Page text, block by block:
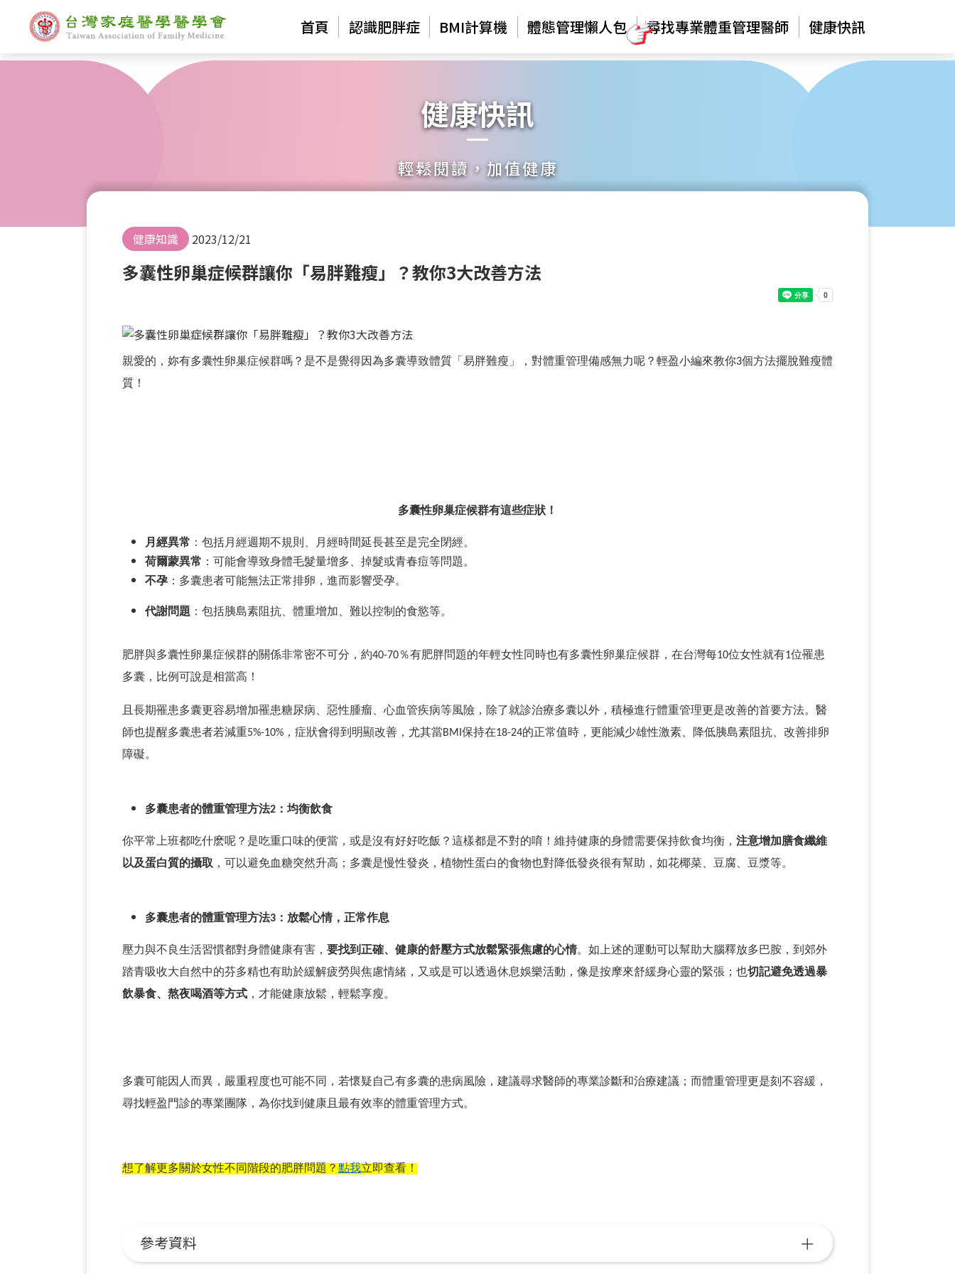
首頁 認識肥胖症 BMI計算機 體態管理懶人包 尋找專業體重管理醫師 健康快訊
健康快訊
輕鬆閱讀，加值健康
健康知識 2023/12/21
多囊性卵巢症候群讓你「易胖難瘦」？教你3大改善方法
親愛的，妳有多囊性卵巢症候群嗎？是不是覺得因為多囊導致體質「易胖難瘦」，對體重管理備感無力呢？輕盈小編來教你3個方法擺脫難瘦體
質！
多囊性卵巢症候群有這些症狀！
月經異常 ：包括月經週期不規則、月經時間延長甚至是完全閉經。
荷爾蒙異常 ：可能會導致身體毛髮量增多、掉髮或青春痘等問題。
不孕 ：多囊患者可能無法正常排卵，進而影響受孕。
代謝問題 ：包括胰島素阻抗、體重增加、難以控制的食慾等。
肥胖與多囊性卵巢症候群的關係非常密不可分，約40-70％有肥胖問題的年輕女性同時也有多囊性卵巢症候群，在台灣每10位女性就有 1位罹患
多囊，比例可說是相當高！
且長期罹患多囊更容易增加罹患糖尿病、惡性腫瘤、心血管疾病等風險，除了就診治療多囊以外，積極進行體重管理更是改善的首要方法。醫
師也提醒多囊患者若減重5%-10% ，症狀會得到明顯改善，尤其當BMI 保持在18-24的正常值時，更能減少雄性激素、降低胰島素阻抗、改善排卵
障礙。
多囊患者的體重管理方法2 ：均衡飲食
你平常上班都吃什麽呢？是吃重口味的便當，或是沒有好好吃飯？這樣都是不對的唷！維持健康的身體需要保持飲食均衡， 注意增加膳食纖維
以及蛋白質的攝取 ，可以避免血糖突然升高；多囊是慢性發炎，植物性蛋白的食物也對降低發炎很有幫助，如花椰菜、豆腐、豆漿等。
多囊患者的體重管理方法3 ：放鬆心情，正常作息
壓力與不良生活習慣都對身體健康有害， 要找到正確、健康的舒壓方式放鬆緊張焦慮的心情。如上述的運動可以幫助大腦釋放多巴胺，到郊外
踏青吸收大自然中的芬多精也有助於緩解疲勞與焦慮情緒，又或是可以透過休息娛樂活動，像是按摩來舒緩身心靈的緊張；也切記避免透過暴
飲暴食、熬夜喝酒等方式 ，才能健康放鬆，輕鬆享瘦。
多囊可能因人而異，嚴重程度也可能不同，若懷疑自己有多囊的患病風險，建議尋求醫師的專業診斷和治療建議；而體重管理更是刻不容緩，
尋找輕盈門診的專業團隊，為你找到健康且最有效率的體重管理方式。
想了解更多關於女性不同階段的肥胖問題？ 點我立即查看！
參考資料